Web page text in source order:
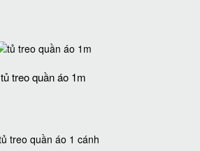
tủ treo quần áo 1m